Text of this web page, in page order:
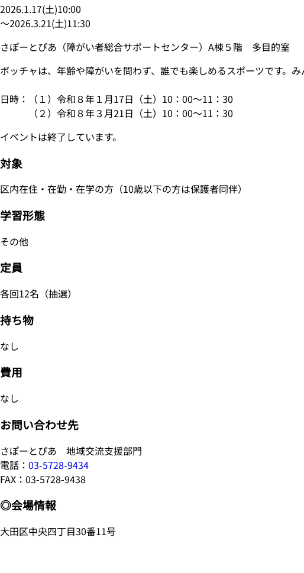
2026.1.17(土)10:00
〜2026.3.21(土)11:30
さぽーとぴあ（障がい者総合サポートセンター）A棟５階 多目的室
ボッチャは、年齢や障がいを問わず、誰でも楽しめるスポーツです。
日時：（１）令和８年１月17日（土）10：00～11：30
（２）令和８年３月21日（土）10：00～11：30
イベントは終了しています。
対象
区内在住・在勤・在学の方（10歳以下の方は保護者同伴）
学習形態
その他
定員
各回12名（抽選）
持ち物
なし
費用
なし
お問い合わせ先
さぽーとぴあ 地域交流支援部門
電話： 03-5728-9434
FAX：03-5728-9438
◎会場情報
大田区中央四丁目30番11号